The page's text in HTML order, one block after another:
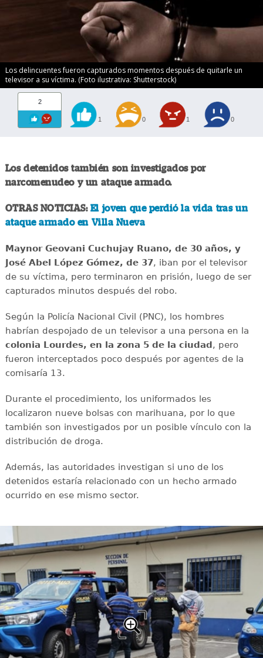
Los delincuentes fueron capturados momentos después de quitarle un
televisor a su víctima. (Foto ilustrativa: Shutterstock)
2
1 0 1 0
Los detenidos también son investigados por
narcomenudeo y un ataque armado.
OTRAS NOTICIAS: El joven que perdió la vida tras un
ataque armado en Villa Nueva
Maynor Geovani Cuchujay Ruano, de 30 años, y
José Abel López Gómez, de 37, iban por el televisor
de su víctima, pero terminaron en prisión, luego de ser
capturados minutos después del robo.
Según la Policía Nacional Civil (PNC), los hombres
habrían despojado de un televisor a una persona en la
colonia Lourdes, en la zona 5 de la ciudad, pero
fueron interceptados poco después por agentes de la
comisaría 13.
Durante el procedimiento, los uniformados les
localizaron nueve bolsas con marihuana, por lo que
también son investigados por un posible vínculo con la
distribución de droga.
Además, las autoridades investigan si uno de los
detenidos estaría relacionado con un hecho armado
ocurrido en ese mismo sector.